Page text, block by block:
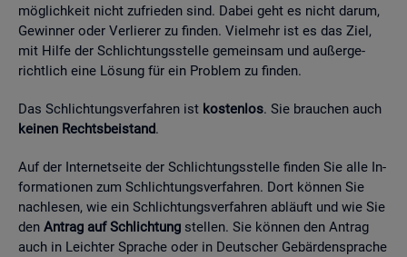
mög­lich­keit nicht zu­frie­den sind. Dabei geht es nicht darum,
Ge­win­ner oder Ver­lie­rer zu fin­den. Viel­mehr ist es das Ziel,
mit Hilfe der Schlich­tungs­stel­le ge­mein­sam und au­ßer­ge­
richt­lich eine Lö­sung für ein Pro­blem zu fin­den.
Das Schlich­tungs­ver­fah­ren ist kos­ten­los. Sie brau­chen auch
kei­nen Rechts­bei­stand.
Auf der In­ter­net­sei­te der Schlich­tungs­stel­le fin­den Sie alle In­
for­ma­tio­nen zum Schlich­tungs­ver­fah­ren. Dort kön­nen Sie
nach­le­sen, wie ein Schlich­tungs­ver­fah­ren ab­läuft und wie Sie
den An­trag auf Schlich­tung stel­len. Sie kön­nen den An­trag
auch in Leich­ter Spra­che oder in Deut­scher Ge­bär­den­spra­che